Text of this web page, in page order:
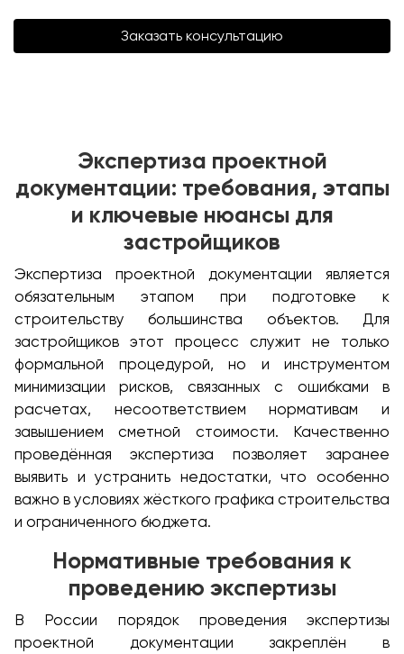
Заказать консультацию
Экспертиза проектной
документации: требования, этапы
и ключевые нюансы для
застройщиков
Экспертиза проектной документации является
обязательным этапом при подготовке к
строительству большинства объектов. Для
застройщиков этот процесс служит не только
формальной процедурой, но и инструментом
минимизации рисков, связанных с ошибками в
расчетах, несоответствием нормативам и
завышением сметной стоимости. Качественно
проведённая экспертиза позволяет заранее
выявить и устранить недостатки, что особенно
важно в условиях жёсткого графика строительства
и ограниченного бюджета.
Нормативные требования к
проведению экспертизы
В России порядок проведения экспертизы
проектной документации закреплён в